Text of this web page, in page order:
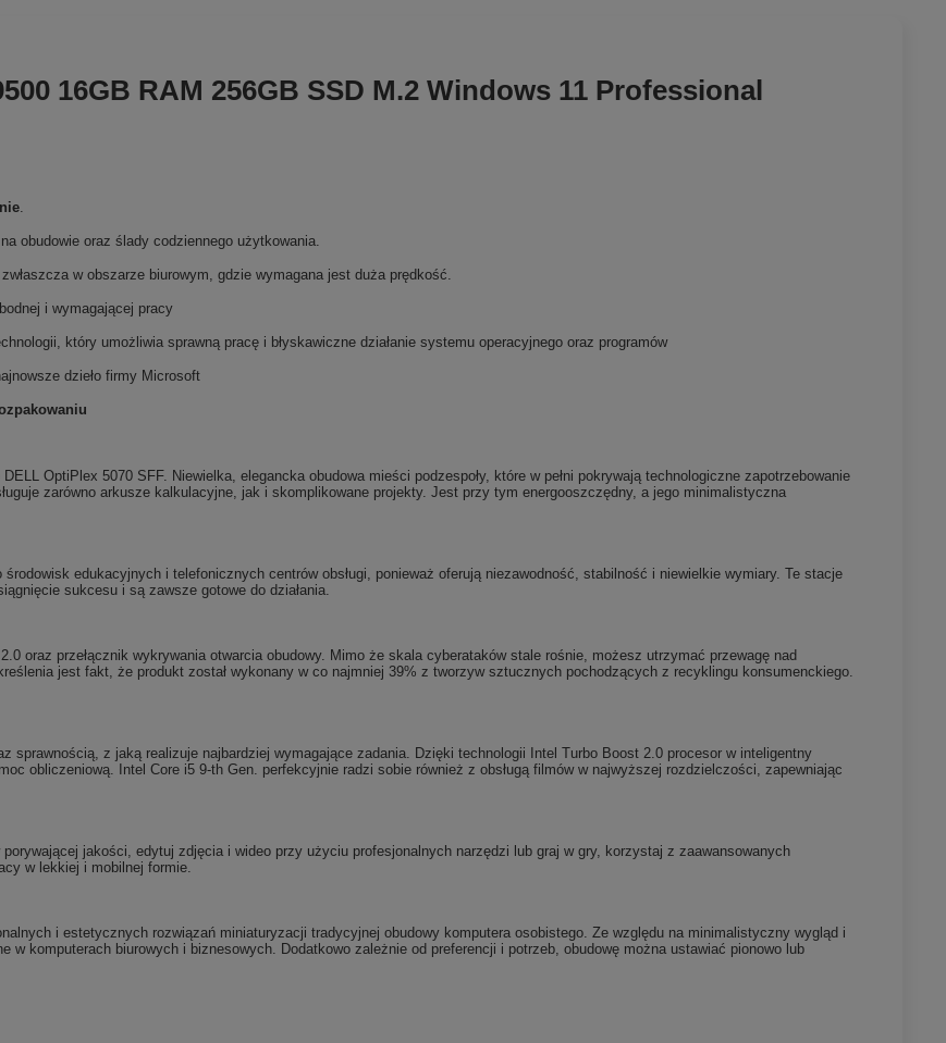
16GB RAM 256GB SSD M.2 Windows 11 Professional
.
obudowie oraz ślady codziennego użytkowania.
w obszarze biurowym, gdzie wymagana jest duża prędkość.
i wymagającej pracy
który umożliwia sprawną pracę i błyskawiczne działanie systemu operacyjnego oraz programów
dzieło firmy Microsoft
OptiPlex 5070 SFF. Niewielka, elegancka obudowa mieści podzespoły, które w pełni pokrywają technologiczne zapotrzebowanie
zarówno arkusze kalkulacyjne, jak i skomplikowane projekty. Jest przy tym energooszczędny, a jego minimalistyczna
edukacyjnych i telefonicznych centrów obsługi, ponieważ oferują niezawodność, stabilność i niewielkie wymiary. Te stacje
sukcesu i są zawsze gotowe do działania.
oraz przełącznik wykrywania otwarcia obudowy. Mimo że skala cyberataków stale rośnie, możesz utrzymać przewagę nad
jest fakt, że produkt został wykonany w co najmniej 39% z tworzyw sztucznych pochodzących z recyklingu konsumenckiego.
sprawnością, z jaką realizuje najbardziej wymagające zadania. Dzięki technologii Intel Turbo Boost 2.0 procesor w inteligentny
obliczeniową. Intel Core i5 9-th Gen. perfekcyjnie radzi sobie również z obsługą filmów w najwyższej rozdzielczości, zapewniając
jakości, edytuj zdjęcia i wideo przy użyciu profesjonalnych narzędzi lub graj w gry, korzystaj z zaawansowanych
w lekkiej i mobilnej formie.
i estetycznych rozwiązań miniaturyzacji tradycyjnej obudowy komputera osobistego. Ze względu na minimalistyczny wygląd i
w komputerach biurowych i biznesowych. Dodatkowo zależnie od preferencji i potrzeb, obudowę można ustawiać pionowo lub